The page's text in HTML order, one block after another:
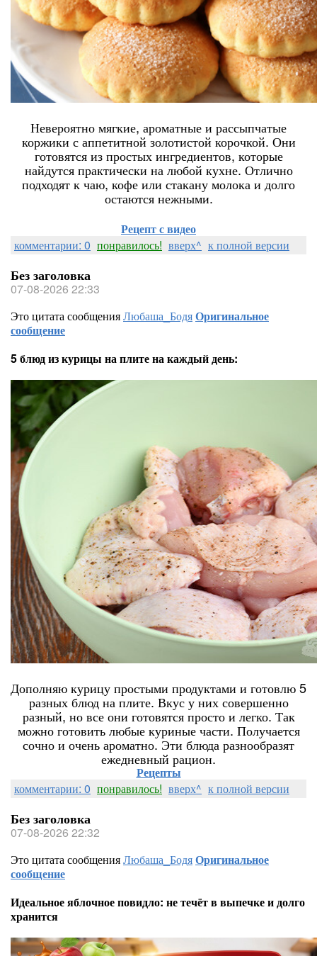
Невероятно мягкие, ароматные и рассыпчатые
коржики с аппетитной золотистой корочкой. Они
готовятся из простых ингредиентов, которые
найдутся практически на любой кухне. Отлично
подходят к чаю, кофе или стакану молока и долго
остаются нежными.
Рецепт с видео
комментарии: 0 понравилось! вверх^ к полной версии
Без заголовка
07-08-2026 22:33
Это цитата сообщенияЛюбаша_БодяОригинальное
сообщение
5 блюд из курицы на плите на каждый день:
Дополняю курицу простыми продуктами и готовлю 5
разных блюд на плите. Вкус у них совершенно
разный, но все они готовятся просто и легко. Так
можно готовить любые куриные части. Получается
сочно и очень ароматно. Эти блюда разнообразят
ежедневный рацион.
Рецепты
комментарии: 0 понравилось! вверх^ к полной версии
Без заголовка
07-08-2026 22:32
Это цитата сообщенияЛюбаша_БодяОригинальное
сообщение
Идеальное яблочное повидло: не течёт в выпечке и долго
хранится